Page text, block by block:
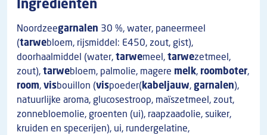
Noordzeegarnalen 30 %, water, paneermeel
(tarwebloem, rijsmiddel: E450, zout, gist),
doorhaalmiddel (water,tarwemeel,tarwezetmeel,
zout),tarwebloem, palmolie, magere melk, roomboter,
room,visbouillon (vispoeder(kabeljauw,garnalen),
natuurlijke aroma, glucosestroop, maïszetmeel, zout,
zonnebloemolie, groenten (ui), raapzaadolie, suiker,
kruiden en specerijen), ui, rundergelatine,